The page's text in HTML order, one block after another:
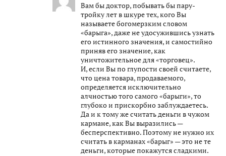
Вам бы доктор, побывать бы пару-
тройку лет в шкуре тех, кого Вы
называете богомерзким словом
«барыга», даже не удосужившись узнать
его истинного значения, и самостийно
приняв его значение, как
уничтожительное для «торговец».
И, если Вы по глупости своей считаете,
что цена товара, продаваемого,
определяется исключительно
алчностью того самого «барыги», то
глубоко и прискорбно заблуждаетесь.
Да и к тому же считать деньги в чужом
кармане, как Вы выразились —
бесперспективно. Поэтому не нужно их
считать в карманах «барыг» — это не те
деньги, которые покажутся сладкими.